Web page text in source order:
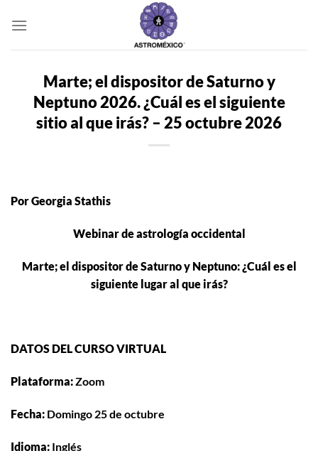
Marte; el dispositor de Saturno y
Neptuno 2026. ¿Cuál es el siguiente
sitio al que irás? – 25 octubre 2026
Por Georgia Stathis
Webinar de astrología occidental
Marte; el dispositor de Saturno y Neptuno: ¿Cuál es el
siguiente lugar al que irás?
DATOS DEL CURSO VIRTUAL
Plataforma:Zoom
Fecha: Domingo 25 de octubre
Idioma: Inglés